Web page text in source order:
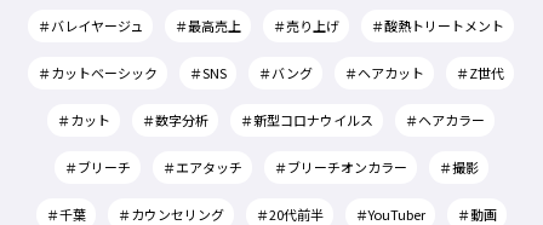
＃バレイヤージュ ＃最高売上 ＃売り上げ ＃酸熱トリートメント
＃カットベーシック ＃SNS ＃バング ＃ヘアカット ＃Z世代
＃カット ＃数字分析 ＃新型コロナウイルス ＃ヘアカラー
＃ブリーチ ＃エアタッチ ＃ブリーチオンカラー ＃撮影
＃千葉 ＃カウンセリング ＃20代前半 ＃YouTuber ＃動画